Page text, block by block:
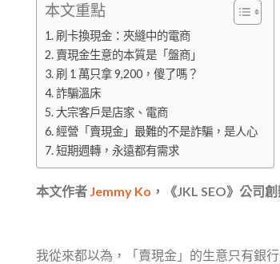
本文重點
刷卡換現金：夾縫中的電商
賣現金生意的本質是「盤商」
刷 1 萬只拿 9,200，傻了嗎？
詐騙溫床
大宗客戶是店家、電商
經營「賣現金」最難的不是詐騙，是人心
短期週轉，永遠都有需求
本文作者 Jemmy Ko ，《JKL SEO》公司
我從來都以為，「賣現金」的生意只有銀